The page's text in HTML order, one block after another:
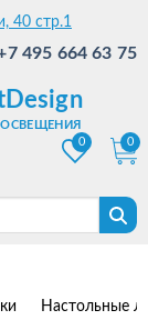
40 стр.1
495 664 63 75
0
0
Настольные